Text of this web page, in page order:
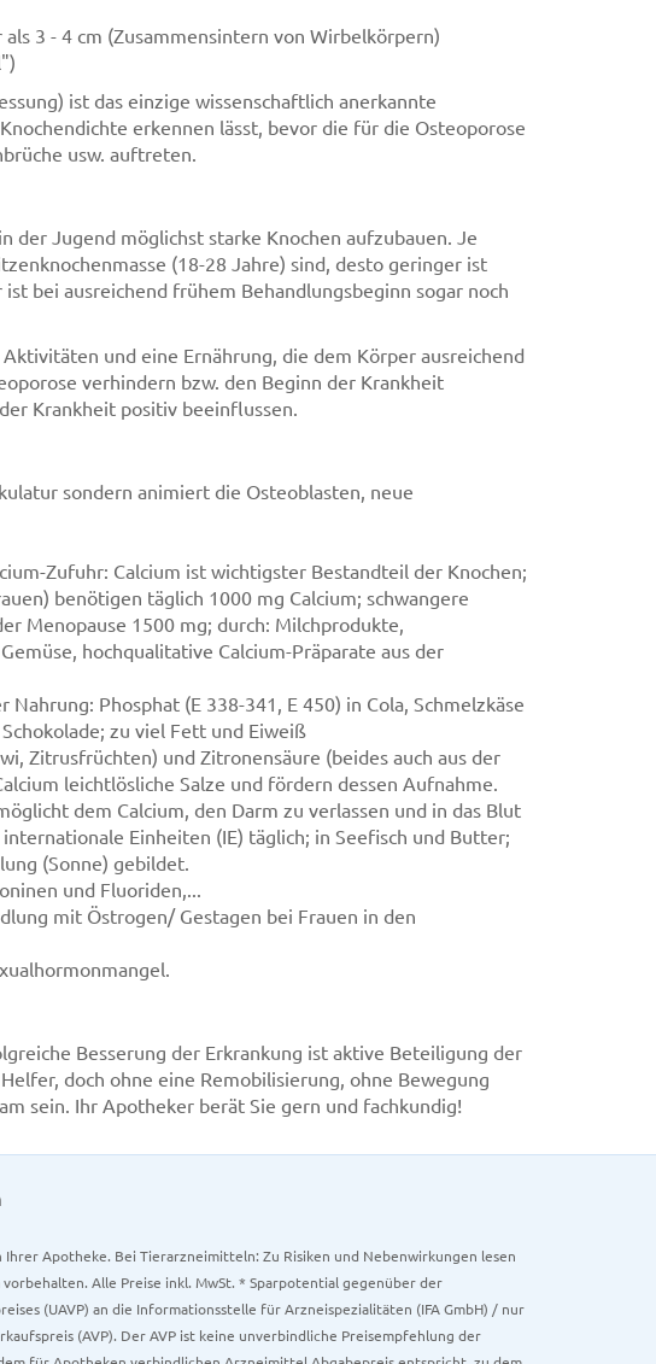
3 - 4 cm (Zusammensintern von Wirbelkörpern)
ist das einzige wissenschaftlich anerkannte
erkennen lässt, bevor die für die Osteoporose
usw. auftreten.
der Jugend möglichst starke Knochen aufzubauen. Je
(18-28 Jahre) sind, desto geringer ist
bei ausreichend frühem Behandlungsbeginn sogar noch
und eine Ernährung, die dem Körper ausreichend
verhindern bzw. den Beginn der Krankheit
Krankheit positiv beeinflussen.
sondern animiert die Osteoblasten, neue
Zufuhr: Calcium ist wichtigster Bestandteil der Knochen;
benötigen täglich 1000 mg Calcium; schwangere
Menopause 1500 mg; durch: Milchprodukte,
hochqualitative Calcium-Präparate aus der
Phosphat (E 338-341, E 450) in Cola, Schmelzkäse
zu viel Fett und Eiweiß
Zitrusfrüchten) und Zitronensäure (beides auch aus der
leichtlösliche Salze und fördern dessen Aufnahme.
dem Calcium, den Darm zu verlassen und in das Blut
Einheiten (IE) täglich; in Seefisch und Butter;
(Sonne) gebildet.
und Fluoriden,...
mit Östrogen/ Gestagen bei Frauen in den
Besserung der Erkrankung ist aktive Beteiligung der
doch ohne eine Remobilisierung, ohne Bewegung
sein. Ihr Apotheker berät Sie gern und fachkundig!
Apotheke. Bei Tierarzneimitteln: Zu Risiken und Nebenwirkungen lesen
Alle Preise inkl. MwSt. * Sparpotential gegenüber der
(UAVP) an die Informationsstelle für Arzneispezialitäten (IFA GmbH) / nur
(AVP). Der AVP ist keine unverbindliche Preisempfehlung der